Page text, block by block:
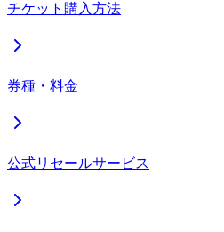
チケット購入方法
券種・料金
公式リセールサービス